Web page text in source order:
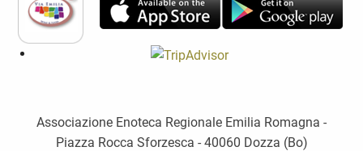
Associazione Enoteca Regionale Emilia Romagna -
Piazza Rocca Sforzesca - 40060 Dozza (Bo)